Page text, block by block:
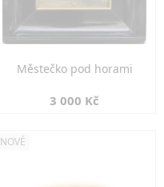
Městečko pod horami
3 000 Kč
NOVÉ